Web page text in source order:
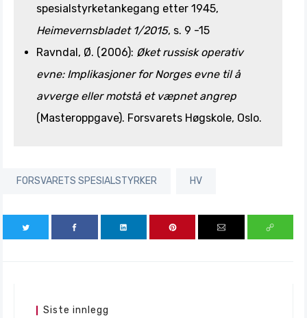
spesialstyrketankegang etter 1945,
Heimevernsbladet 1/2015, s. 9 -15
Ravndal, Ø. (2006): Øket russisk operativ
evne: Implikasjoner for Norges evne til å
avverge eller motstå et væpnet angrep
(Masteroppgave). Forsvarets Høgskole, Oslo.
FORSVARETS SPESIALSTYRKER HV
Siste innlegg